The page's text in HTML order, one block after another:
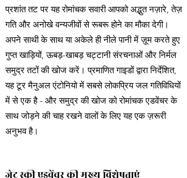
प्रशांत तट पर यह रोमांचक सवारी आपको अद्भुत नज़ारे, तेज़
गति और अनोखे वन्यजीवों से रूबरू होने का मौका देगी।
अपने साथी के साथ या अकेले ही नीले पानी में ज़ूम करते हुए
गुप्त खाड़ियों, ऊबड़-खाबड़ चट्टानी संरचनाओं और निर्मल
समुद्र तटों की खोज करें। प्रमाणित गाइडों द्वारा निर्देशित,
यह टूर मैनुअल एंटोनियो में सबसे लोकप्रिय जल गतिविधियों
में से एक है - और समुद्र की खोज को रोमांचक एडवेंचर के
साथ जोड़ने की चाह रखने वालों के लिए यह एक ज़रूरी
अनुभव है।